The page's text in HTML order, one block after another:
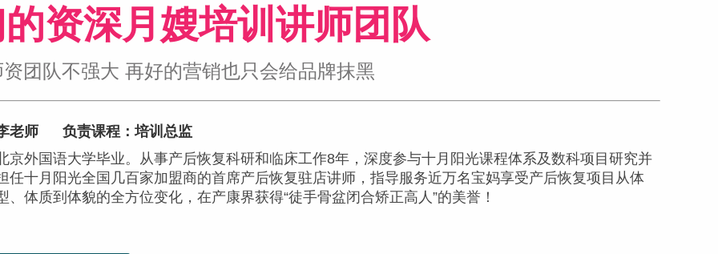
资深月嫂培训讲师团队
团队不强大 再好的营销也只会给品牌抹黑
老师
负责课程：培训总监
京外国语大学毕业。从事产后恢复科研和临床工作8年，深度参与十月阳光课程体系及数科项目研究并
任十月阳光全国几百家加盟商的首席产后恢复驻店讲师，指导服务近万名宝妈享受产后恢复项目从体
、体质到体貌的全方位变化，在产康界获得“徒手骨盆闭合矫正高人”的美誉！